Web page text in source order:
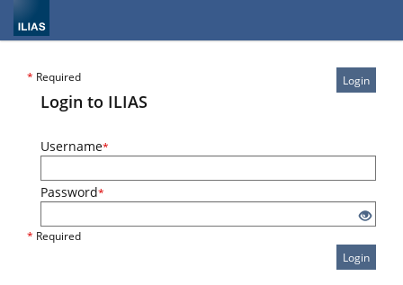
Login
* Required
Login to ILIAS
Username*
Password*
* Required
Login